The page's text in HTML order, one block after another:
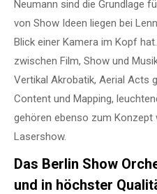
Neumann sind die Grundlage
von Show Ideen liegen bei
Blick einer Kamera im Kopf
zwischen Film, Show und
Vertikal Akrobatik, Aerial Acts
Content und Mapping,
gehören ebenso zum Konzept
Lasershow.
Das Berlin Show
und in höchster